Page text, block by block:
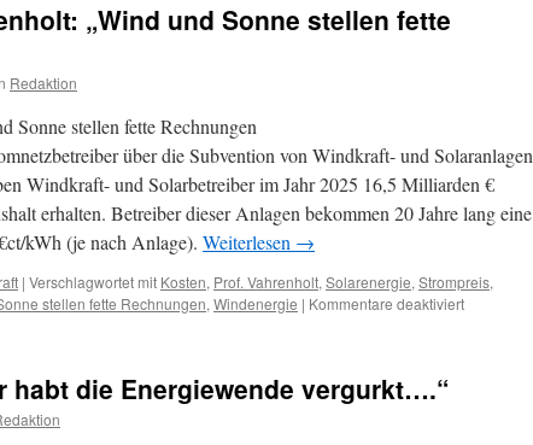
„Wind und Sonne stellen fette
Redaktion
Sonne stellen fette Rechnungen
über die Subvention von Windkraft- und Solaranlagen
Windkraft- und Solarbetreiber im Jahr 2025 16,5 Milliarden €
erhalten. Betreiber dieser Anlagen bekommen 20 Jahre lang eine
kWh (je nach Anlage). Weiterlesen →
| Verschlagwortet mit Kosten, Prof. Vahrenholt, Solarenergie, Strompreis,
stellen fette Rechnungen, Windenergie | Kommentare deaktiviertfür
habt die Energiewende vergurkt….“